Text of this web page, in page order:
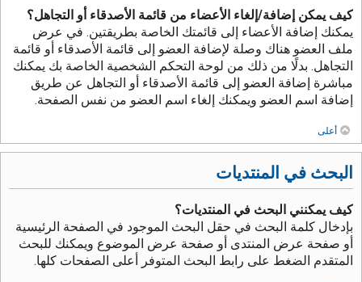
كيف يمكن إضافة/إلغاء الأعضاء من قائمة الأصدقاء أو التجاهل؟
يمكنك إضافة الأعضاء إلى قائمتك الخاصة بطريقتين. في عرض
ملف العضو هناك وصلة لإضافة العضو إلى قائمة الأصدقاء أو قائمة
التجاهل. بدلًا من ذلك من لوحة التحكم الشخصية الخاصة بك يمكنك
مباشرة إضافة العضو إلى قائمة الأصدقاء أو التجاهل عن طريق
إضافة اسم العضو ويمكنك إلغاء اسم العضو من نفس الصفحة.
أعلى
البحث في المنتديات
كيف يمكنني البحث في المنتديات؟
بإدخال كلمة البحث في حقل البحث الموجود في الصفحة الرئيسية
أو صفحة عرض المنتدى أو صفحة عرض الموضوع ويمكنك للبحث
المتقدم الضغط على رابط البحث المتوفر أعلى الصفحات كلها.